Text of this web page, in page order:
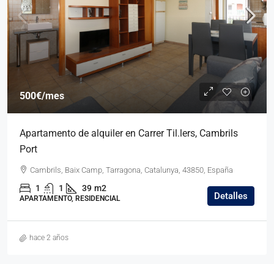
500€/mes
Apartamento de alquiler en Carrer Til.lers, Cambrils
Port
Cambrils, Baix Camp, Tarragona, Catalunya, 43850, España
1 1 39 m2
APARTAMENTO, RESIDENCIAL Detalles
hace 2 años